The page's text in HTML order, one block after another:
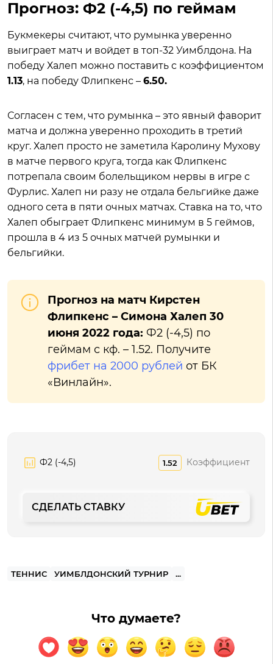
Прогноз: Ф2 (-4,5) по геймам
Букмекеры считают, что румынка уверенно
выиграет матч и войдет в топ-32 Уимблдона. На
победу Халеп можно поставить с коэффициентом
1.13, на победу Флипкенс – 6.50.
Согласен с тем, что румынка – это явный фаворит
матча и должна уверенно проходить в третий
круг. Халеп просто не заметила Каролину Мухову
в матче первого круга, тогда как Флипкенс
потрепала своим болельщиком нервы в игре с
Фурлис. Халеп ни разу не отдала бельгийке даже
одного сета в пяти очных матчах. Ставка на то, что
Халеп обыграет Флипкенс минимум в 5 геймов,
прошла в 4 из 5 очных матчей румынки и
бельгийки.
Прогноз на матч Кирстен
Флипкенс – Симона Халеп 30
июня 2022 года: Ф2 (-4,5) по
геймам с кф. – 1.52. Получите
фрибет на 2000 рублей от БК
«Винлайн».
Ф2 (-4,5) 1.52 Коэффициент
СДЕЛАТЬ СТАВКУ
ТЕННИС УИМБЛДОНСКИЙ ТУРНИР ...
Что думаете?